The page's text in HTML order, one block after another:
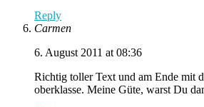
Reply
Carmen
6. August 2011 at 08:36
Richtig toller Text und am Ende mit
oberklasse. Meine Güte, warst Du